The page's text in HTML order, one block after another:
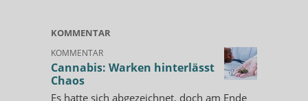
KOMMENTAR
KOMMENTAR
Cannabis: Warken hinterlässt
Chaos
Es hatte sich abgezeichnet, doch am Ende